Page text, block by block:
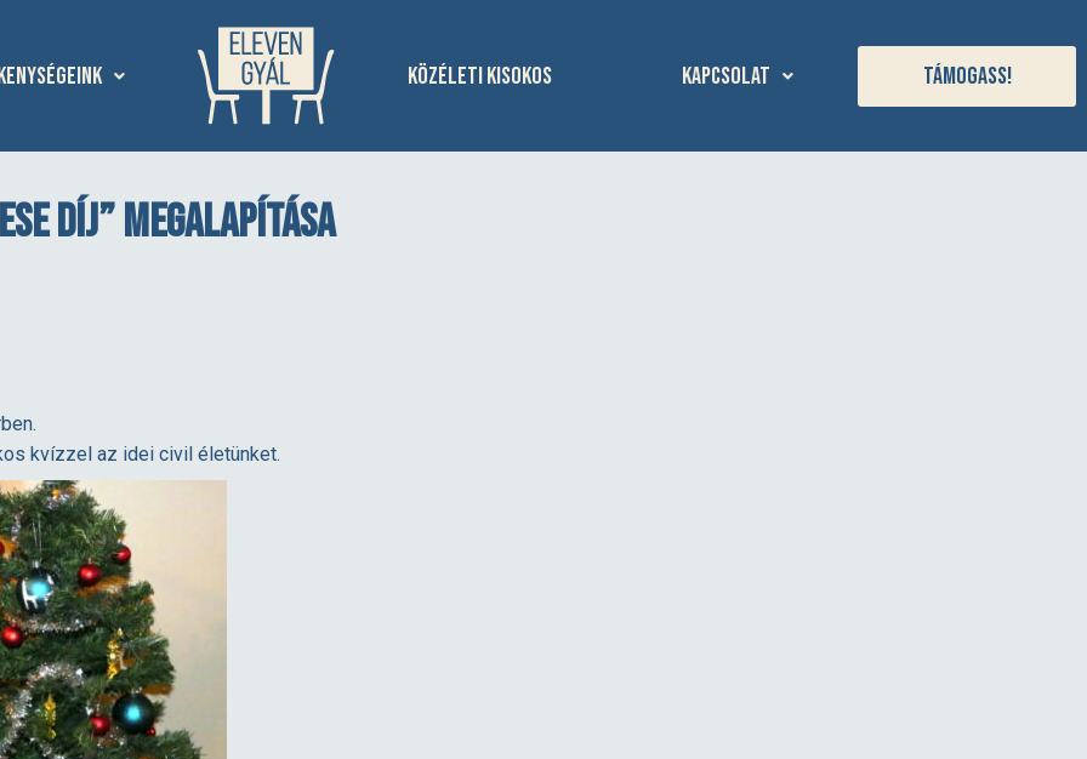
Közéleti kisokos Kapcsolat Támogass!
Díj” megalapítása
kvízzel az idei civil életünket.